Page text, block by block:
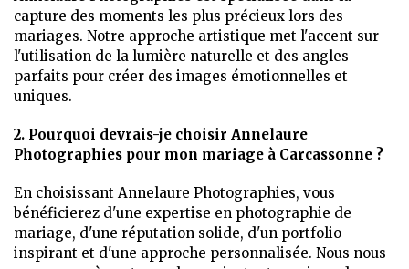
capture des moments les plus précieux lors des
mariages. Notre approche artistique met l'accent sur
l'utilisation de la lumière naturelle et des angles
parfaits pour créer des images émotionnelles et
uniques.
2. Pourquoi devrais-je choisir Annelaure
Photographies pour mon mariage à Carcassonne ?
En choisissant Annelaure Photographies, vous
bénéficierez d'une expertise en photographie de
mariage, d'une réputation solide, d'un portfolio
inspirant et d'une approche personnalisée. Nous nous